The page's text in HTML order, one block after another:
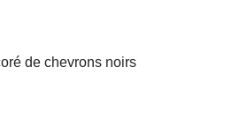
de chevrons noirs